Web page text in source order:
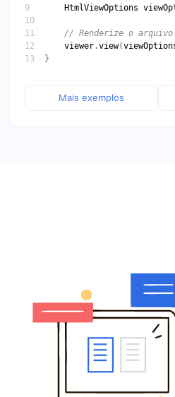
HtmlViewOptions
viewer .view(
Mais exemplos